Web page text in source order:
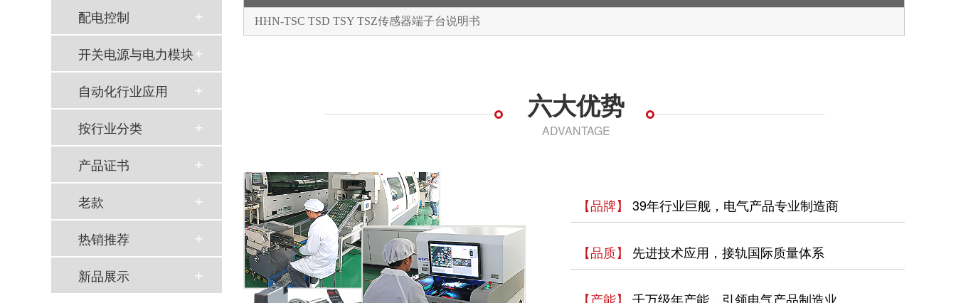
HHN-TSC TSD TSY TSZ传感器端子台说明书
六大优势
ADVANTAGE
【品牌】 39年行业巨舰，电气产品专业制造商
【品质】 先进技术应用，接轨国际质量体系
【产能】 千万级年产能，引领电气产品制造业
配电控制
开关电源与电力模块
自动化行业应用
按行业分类
产品证书
老款
热销推荐
新品展示